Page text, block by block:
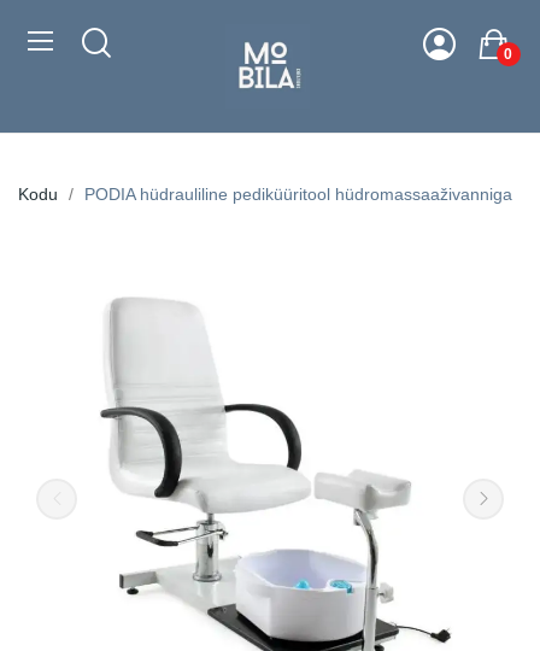
0
Kodu PODIA hüdrauliline pediküüritool hüdromassaaživanniga